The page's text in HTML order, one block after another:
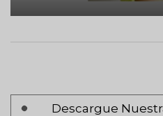
Descargue
Paginación